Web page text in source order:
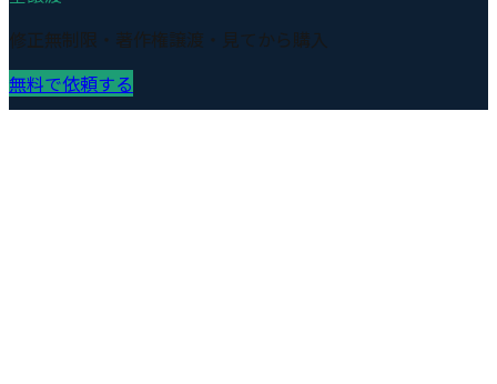
修正無制限・著作権譲渡・見てから購入
無料で依頼する